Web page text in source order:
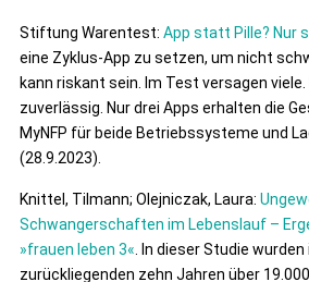
Stiftung Warentest: App statt Pille? Nur
eine Zyklus-App zu setzen, um nicht
kann riskant sein. Im Test versagen
zuverlässig. Nur drei Apps erhalten die
MyNFP für beide Betriebssysteme und
(28.9.2023).
Knittel, Tilmann; Olejniczak, Laura:
Schwangerschaften im Lebenslauf –
»frauen leben 3« . In dieser Studie wurden
zurückliegenden zehn Jahren über